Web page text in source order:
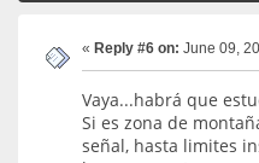
« Reply #6 on: June 09,
Vaya...habrá que
Si es zona de
señal, hasta limites